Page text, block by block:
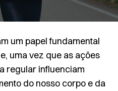
um papel fundamental
uma vez que as ações
regular influenciam
do nosso corpo e da